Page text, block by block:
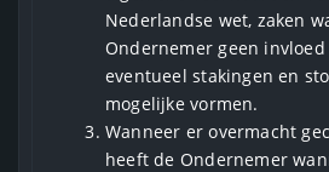
Nederlandse wet, zaken
Ondernemer geen
eventueel stakingen en
mogelijke vormen.
Wanneer er overmacht
heeft de Ondernemer